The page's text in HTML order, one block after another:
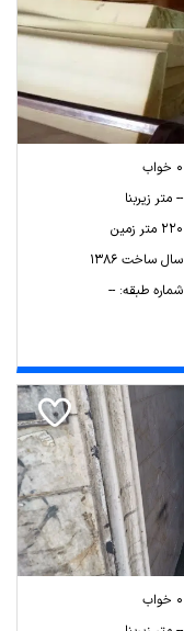
0 خواب
-- متر زیربنا
220 متر زمین
سال ساخت 1386
شماره طبقه: --
0 خواب